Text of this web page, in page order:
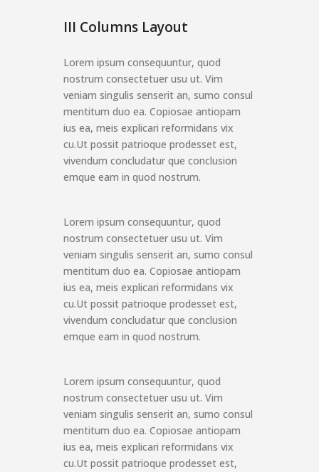
III Columns Layout
Lorem ipsum consequuntur, quod
nostrum consectetuer usu ut. Vim
veniam singulis senserit an, sumo consul
mentitum duo ea. Copiosae antiopam
ius ea, meis explicari reformidans vix
cu.Ut possit patrioque prodesset est,
vivendum concludatur que conclusion
emque eam in quod nostrum.
Lorem ipsum consequuntur, quod
nostrum consectetuer usu ut. Vim
veniam singulis senserit an, sumo consul
mentitum duo ea. Copiosae antiopam
ius ea, meis explicari reformidans vix
cu.Ut possit patrioque prodesset est,
vivendum concludatur que conclusion
emque eam in quod nostrum.
Lorem ipsum consequuntur, quod
nostrum consectetuer usu ut. Vim
veniam singulis senserit an, sumo consul
mentitum duo ea. Copiosae antiopam
ius ea, meis explicari reformidans vix
cu.Ut possit patrioque prodesset est,